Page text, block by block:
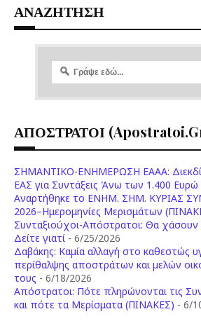
ΑΝΑΖΗΤΗΣΗ
ΑΠΟΣΤΡΑΤΟΙ
ΣΗΜΑΝΤΙΚΟ-ΕΝΗΜΕΡΩΣΗ ΕΑΑΑ:
ΕΑΣ για Συντάξεις Άνω των 1.400 Ευρώ
Aναρτήθηκε το ENHM. ΣΗΜ. ΚΥΡΙΑΣ
2026–Ημερομηνίες Μερισμάτων
Συνταξιούχοι-Απόστρατοι: Θα χάσουν
Δείτε γιατί - 6/25/2026
Δαβάκης: Καμία αλλαγή στο καθεστώς
περίθαλψης αποστράτων και μελών
τους - 6/18/2026
Aπόστρατοι: Πότε πληρώνονται τις
και πότε τα Μερίσματα (ΠΙΝΑΚΕΣ) - 6/